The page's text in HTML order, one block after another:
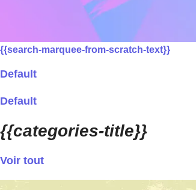
{{search-marquee-from-scratch-text}}
Default
Default
{{categories-title}}
Voir tout